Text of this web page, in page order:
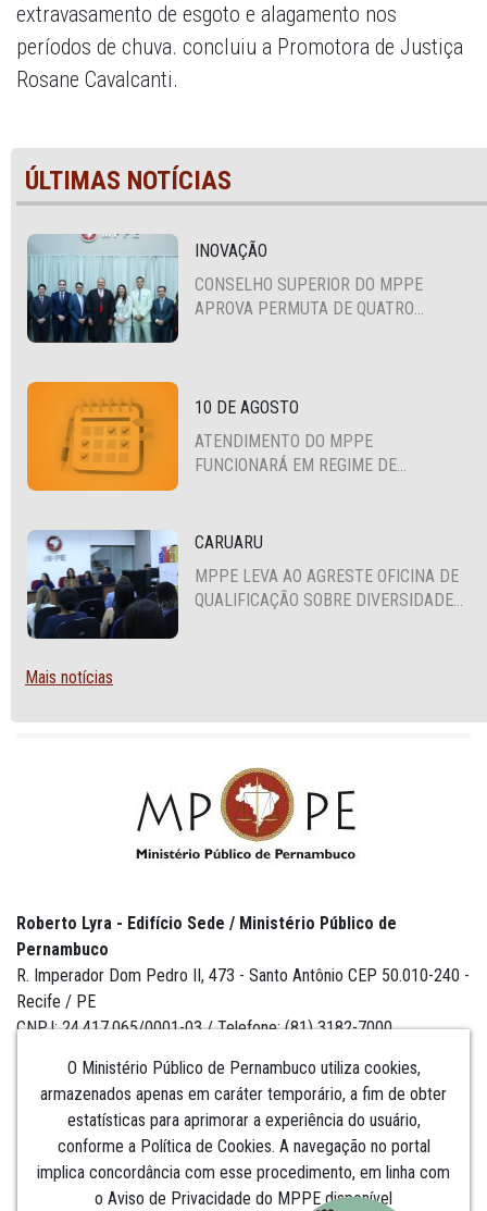
extravasamento de esgoto e alagamento nos
períodos de chuva. concluiu a Promotora de Justiça
Rosane Cavalcanti.
ÚLTIMAS NOTÍCIAS
INOVAÇÃO
CONSELHO SUPERIOR DO MPPE
APROVA PERMUTA DE QUATRO
10 DE AGOSTO
ATENDIMENTO DO MPPE
FUNCIONARÁ EM REGIME DE
CARUARU
MPPE LEVA AO AGRESTE OFICINA DE
QUALIFICAÇÃO SOBRE DIVERSIDADE
Mais notícias
O Ministério Público de Pernambuco utiliza cookies,
armazenados apenas em caráter temporário, a fim de obter
estatísticas para aprimorar a experiência do usuário,
conforme a Política de Cookies. A navegação no portal
implica concordância com esse procedimento, em linha com
o Aviso de Privacidade do MPPE disponível
Roberto Lyra - Edifício Sede / Ministério Público de
Pernambuco
R. Imperador Dom Pedro II, 473 - Santo Antônio CEP 50.010-240 -
Recife / PE
CNPJ: 24.417.065/0001-03 / Telefone: (81) 3182-7000
Institucional
Comunicação